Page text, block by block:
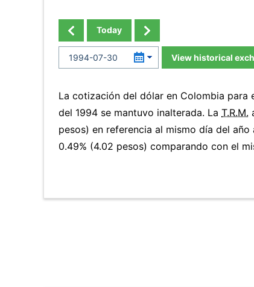
Today
View historical
La cotización del dólar en Colombia para
del 1994 se mantuvo inalterada. La T.R.M.
pesos) en referencia al mismo día del
0.49% (4.02 pesos) comparando con el